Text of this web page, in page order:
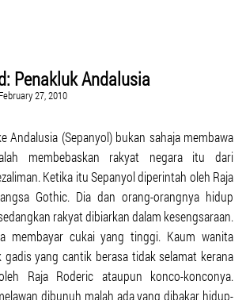
Penakluk Andalusia
February 27, 2010
Andalusia (Sepanyol) bukan sahaja membawa
membebaskan rakyat negara itu dari
Ketika itu Sepanyol diperintah oleh Raja
Gothic. Dia dan orang-orangnya hidup
rakyat dibiarkan dalam kesengsaraan.
membayar cukai yang tinggi. Kaum wanita
gadis yang cantik berasa tidak selamat kerana
Raja Roderic ataupun konco-konconya.
dibunuh malah ada yang dibakar hidup-
CATEGORIES
GO TO
VISIT WEBSITE